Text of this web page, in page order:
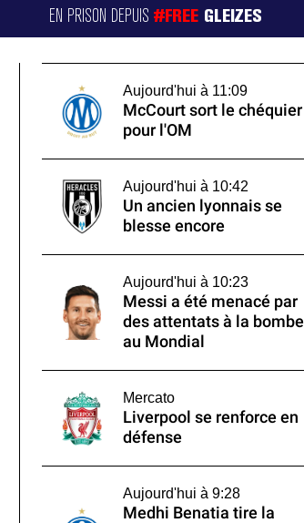
EN PRISON DEPUIS#FREE GLEIZES
Aujourd'hui à 11:09
McCourt sort le chéquier
pour l'OM
Aujourd'hui à 10:42
Un ancien lyonnais se
blesse encore
Aujourd'hui à 10:23
Messi a été menacé par
des attentats à la bombe
au Mondial
Mercato
Liverpool se renforce en
défense
Aujourd'hui à 9:28
Medhi Benatia tire la